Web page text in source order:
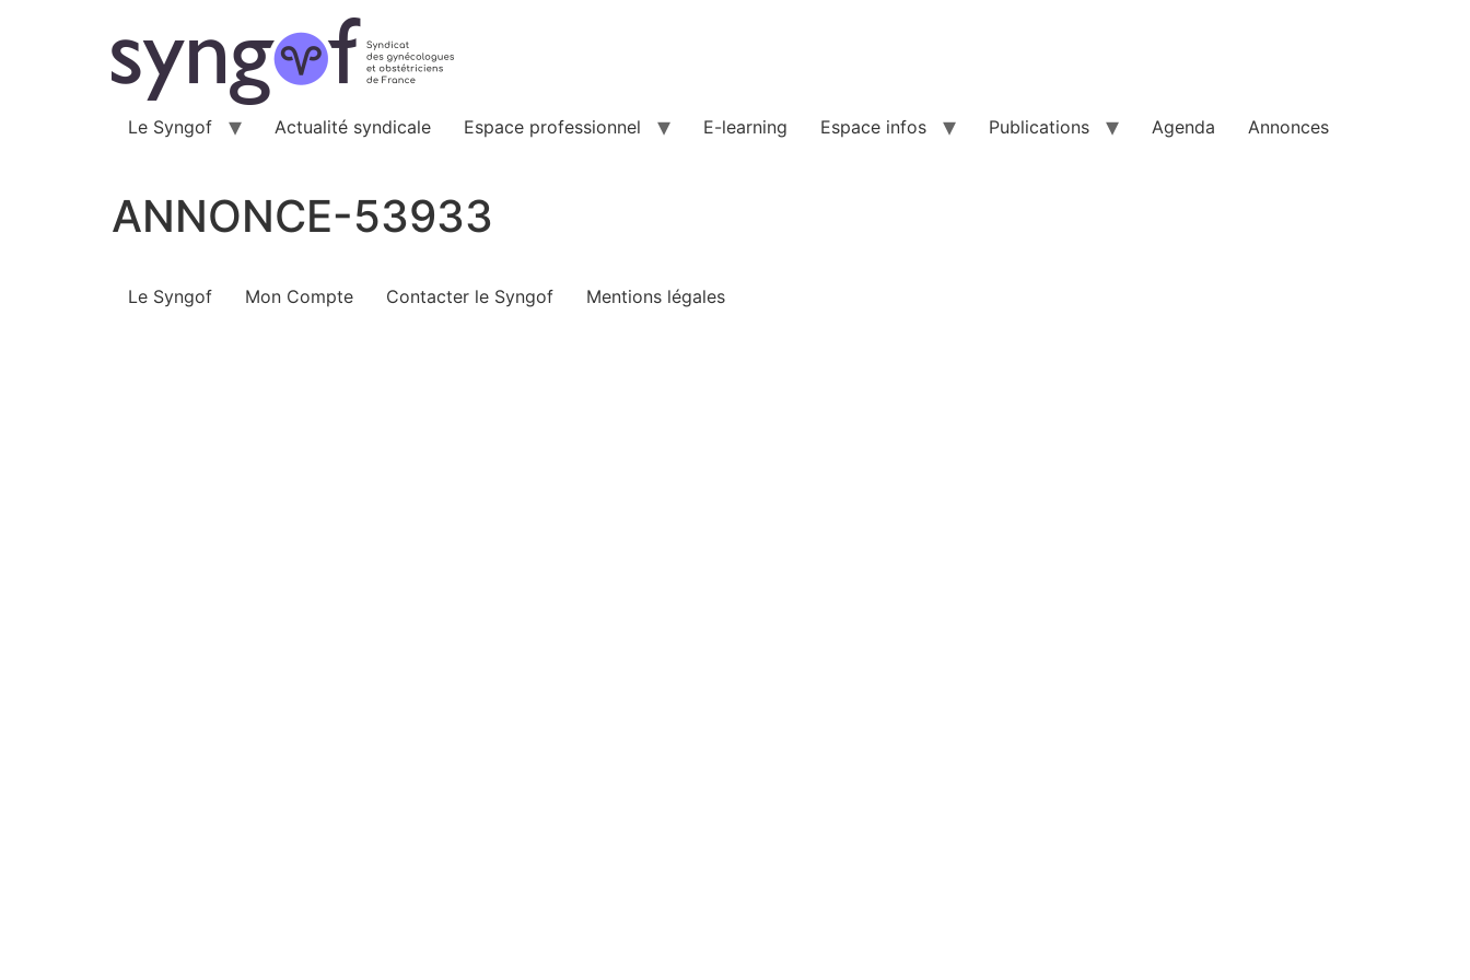
Le Syngof Actualité syndicale Espace professionnel E-learning Espace infos Publications Agenda Annonces
ANNONCE-53933
Le Syngof Mon Compte Contacter le Syngof Mentions légales